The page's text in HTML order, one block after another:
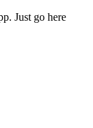
Just go here